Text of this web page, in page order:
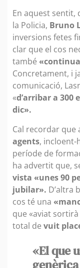
En aquest sentit,
la Policia, Bruno
inversions fetes
clar que el cos
també
Concretament, i
comunicació,
«d’arribar a 300
dic».
Cal recordar que
agents, incloent-
període de
ha advertit que,
vista «unes 90
jubilar». D’altra
cos té una
que «aviat
total de vuit
«El que